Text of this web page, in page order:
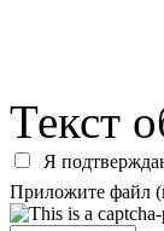
Текст
Я
Приложите файл